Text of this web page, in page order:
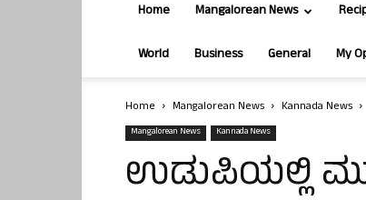
Home Mangalorean News
World Business General My
Home Mangalorean News Kannada News
Mangalorean News Kannada News
ಉಡುಪಿಯಲ್ಲಿ